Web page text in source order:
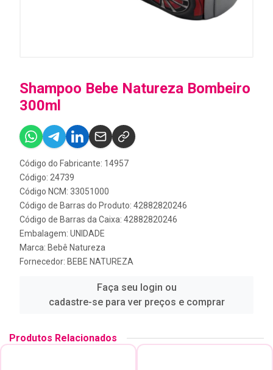
Shampoo Bebe Natureza Bombeiro
300ml
Código do Fabricante: 14957
Código: 24739
Código NCM: 33051000
Código de Barras do Produto: 42882820246
Código de Barras da Caixa: 42882820246
Embalagem: UNIDADE
Marca: Bebê Natureza
Fornecedor: BEBE NATUREZA
Faça seu login ou
cadastre-se para ver preços e comprar
Produtos Relacionados